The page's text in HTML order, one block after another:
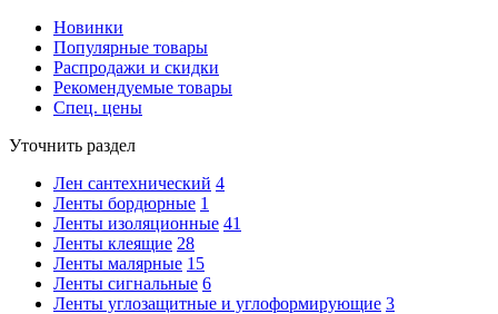
Новинки
Популярные товары
Распродажи и скидки
Рекомендуемые товары
Спец. цены
Уточнить раздел
Лен сантехнический 4
Ленты бордюрные 1
Ленты изоляционные 41
Ленты клеящие 28
Ленты малярные 15
Ленты сигнальные 6
Ленты углозащитные и углоформирующие 3